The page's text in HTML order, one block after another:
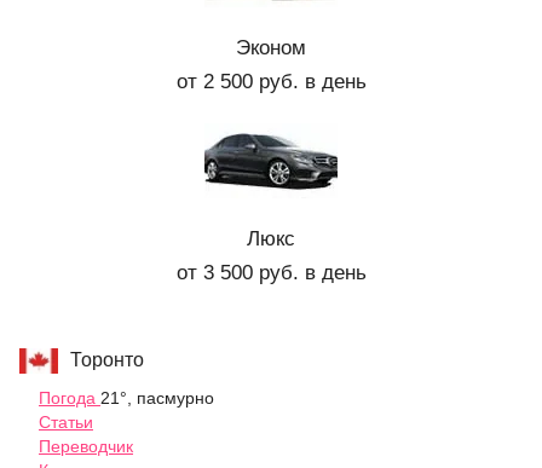
Эконом
от 2 500 руб. в день
Люкс
от 3 500 руб. в день
Торонто
Погода 21°, пасмурно
Статьи
Переводчик